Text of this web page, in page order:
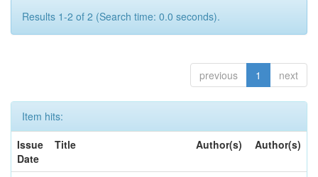
Results 1-2 of 2 (Search time: 0.0 seconds).
previous 1 next
Item hits:
Issue
Date
Title Author(s) Author(s)